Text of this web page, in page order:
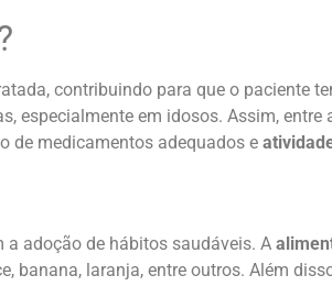
contribuindo para que o paciente
especialmente em idosos. Assim,
de medicamentos adequados e
a adoção de hábitos saudáveis. A
banana, laranja, entre outros. Além